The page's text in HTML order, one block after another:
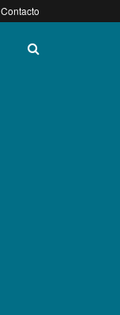
Contacto